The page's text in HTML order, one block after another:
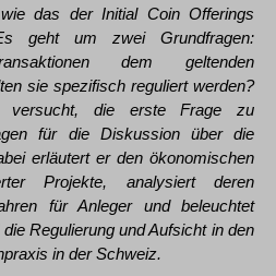
das der Initial Coin Offerings
geht um zwei Grundfragen:
dem geltenden
sie spezifisch reguliert werden?
versucht, die erste Frage zu
für die Diskussion über die
erläutert er den ökonomischen
Projekte, analysiert deren
für Anleger und beleuchtet
Regulierung und Aufsicht in den
in der Schweiz.